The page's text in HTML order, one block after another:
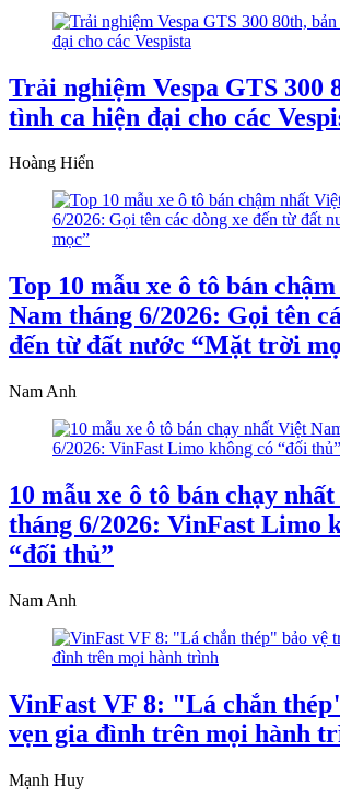
Trải nghiệm Vespa GTS 300
tình ca hiện đại cho các
Hoàng Hiển
Top 10 mẫu xe ô tô bán
Nam tháng 6/2026: Gọi tên
đến từ đất nước “Mặt trời
Nam Anh
10 mẫu xe ô tô bán chạy
tháng 6/2026: VinFast Limo
“đối thủ”
Nam Anh
VinFast VF 8: "Lá chắn
vẹn gia đình trên mọi hành
Mạnh Huy